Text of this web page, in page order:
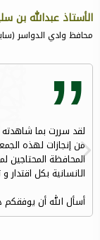
الأستاذ عبدالله بن
محافظ وادي الدواسر
من إنجازات لهذه
المحافظة
الانسانية بكل اقتدار
أسأل الله أن يوفقكم